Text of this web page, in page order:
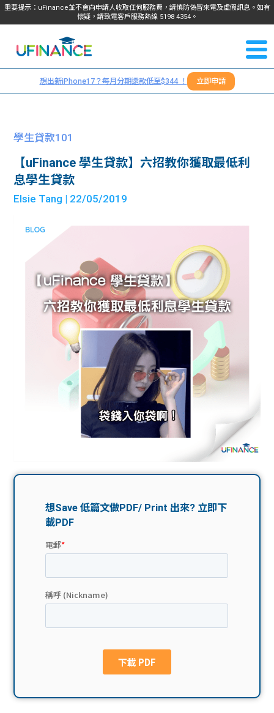
重要提示：uFinance並不會向申請人收取任何服務費，請慎防偽冒來電及虛假訊息。如有
懷疑，請致電客戶服務熱線 5198 4354。
我們
服務
計算
機
學生
故事
分享
大學
貸款
網上
私人
大專
生筍
工推
介
搵工
Gui
ge
校園
Gui
問題
學生
福利
uFina
nce
校園
聯絡
我們
們
＋
想出新iPhone17？每月分期還款低至$344 ！ 立即申請
學生貸款101
【uFinance 學生貸款】六招教你獲取最低利
息學生貸款
Elsie Tang | 22/05/2019